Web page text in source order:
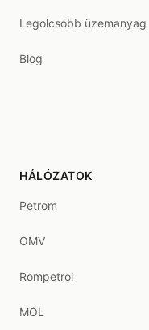
Legolcsóbb üzemanyag
Blog
HÁLÓZATOK
Petrom
OMV
Rompetrol
MOL